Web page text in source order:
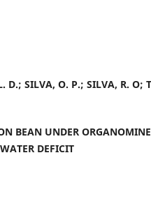
D.; SILVA, O. P.; SILVA, R. O;
BEAN UNDER
DEFICIT